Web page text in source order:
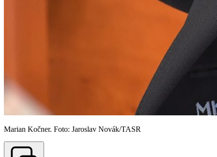
Marian Kočner. Foto: Jaroslav Novák/TASR